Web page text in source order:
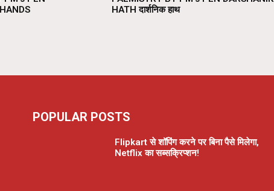
HATH दार्शनिक हाथ
POPULAR POSTS
Flipkart से शॉपिंग करने पर बिना पैसे मिलेगा,
Netflix का सब्सक्रिप्शन!